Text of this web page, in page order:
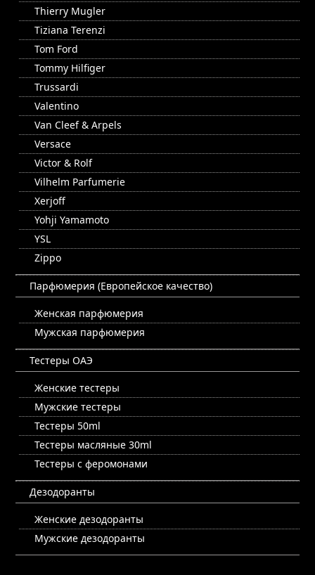
Thierry Mugler
Tiziana Terenzi
Tom Ford
Tommy Hilfiger
Trussardi
Valentino
Van Cleef & Arpels
Versace
Victor & Rolf
Vilhelm Parfumerie
Xerjoff
Yohji Yamamoto
YSL
Zippo
Парфюмерия (Европейское качество)
Женская парфюмерия
Мужская парфюмерия
Тестеры ОАЭ
Женские тестеры
Мужские тестеры
Тестеры 50ml
Тестеры масляные 30ml
Тестеры с феромонами
Дезодоранты
Женские дезодоранты
Мужские дезодоранты